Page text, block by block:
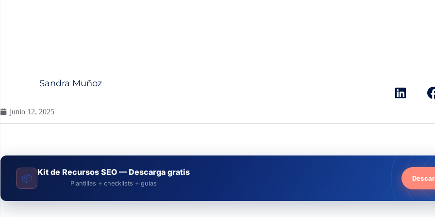
Sandra Muñoz
junio 12, 2025
📦
Kit de Recursos SEO — Descarga gratis
Plantillas + checklists + guías